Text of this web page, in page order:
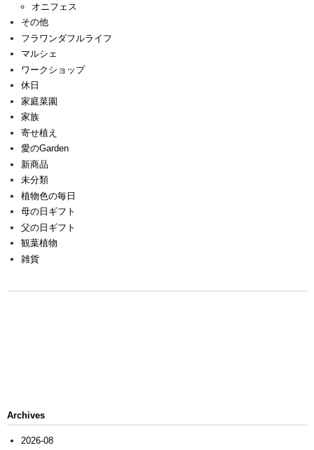
オニフェス
その他
フラワンダフルライフ
マルシェ
ワークショップ
休日
家庭菜園
家族
寄せ植え
愛のGarden
新商品
未分類
植物色の毎日
母の日ギフト
父の日ギフト
観葉植物
雑貨
Archives
2026-08